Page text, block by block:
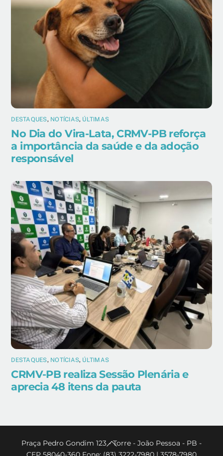
DESTAQUES, NOTÍCIAS, ÚLTIMAS
No Dia do Vira-Lata, CRMV-PB reforça
a importância da saúde e da adoção
responsável
DESTAQUES, NOTÍCIAS, ÚLTIMAS
CRMV-PB realiza Sessão Plenária e
aprecia 48 itens da pauta
Back
Praça Pedro Gondim 123 - Torre - João Pessoa - PB -